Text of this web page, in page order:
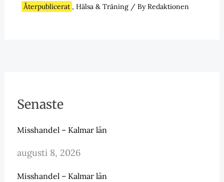
Återpublicerat , Hälsa & Träning/ ByRedaktionen
Senaste
Misshandel – Kalmar län
augusti 8, 2026
Misshandel – Kalmar län